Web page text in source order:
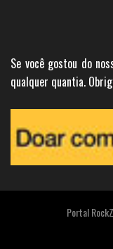
Se você gostou do
qualquer quantia.
Portal